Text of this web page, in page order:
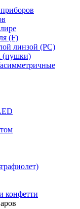
(F)
линзой (PC)
(пушки)